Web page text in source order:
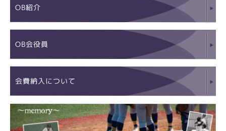
OB紹介
OB会役員
会費納入について